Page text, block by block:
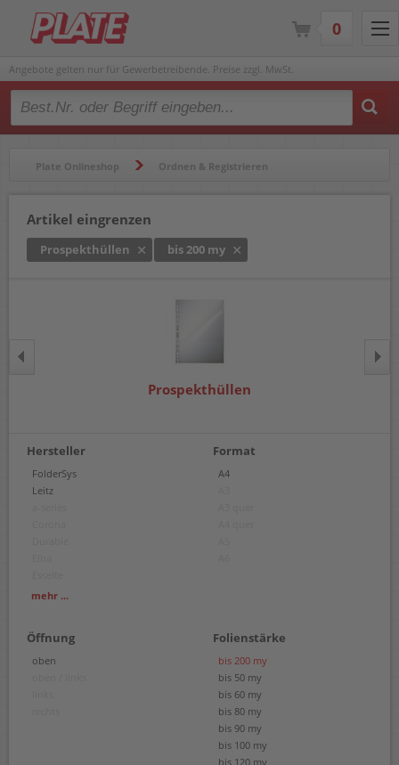
Angebote gelten nur für Gewerbetreibende. Preise zzgl. MwSt.
Type 2 or more characters for results.
Plate Onlineshop Ordnen & Registrieren
Artikel eingrenzen
Prospekthüllen bis 200 my
Prospekthüllen
Hersteller
FolderSys
Leitz
Exacompta
Veloflex
mehr ...
Format
A4
Öffnung
oben
Folienstärke
bis 200 my
bis 50 my
bis 60 my
bis 80 my
bis 90 my
bis 100 my
bis 120 my
0